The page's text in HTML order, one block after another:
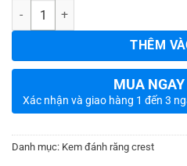
Số lượng
THÊM
MUA NGAY
Xác nhận và giao hàng 1 đến 3
Danh mục: Kem đánh răng crest